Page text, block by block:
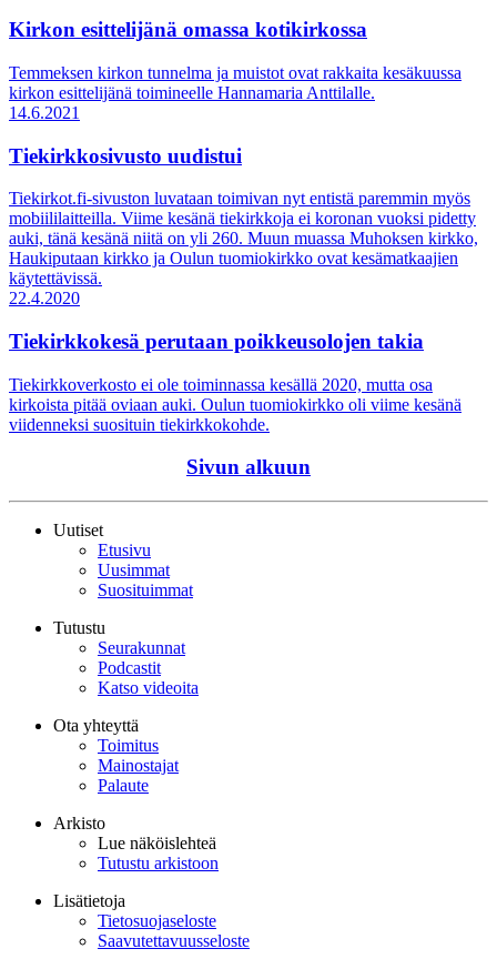
Kirkon esittelijänä omassa kotikirkossa
Temmeksen kirkon tunnelma ja muistot ovat rakkaita kesäkuussa
kirkon esittelijänä toimineelle Hannamaria Anttilalle.
14.6.2021
Tiekirkkosivusto uudistui
Tiekirkot.fi-sivuston luvataan toimivan nyt entistä paremmin myös
mobiililaitteilla. Viime kesänä tiekirkkoja ei koronan vuoksi pidetty
auki, tänä kesänä niitä on yli 260. Muun muassa Muhoksen kirkko,
Haukiputaan kirkko ja Oulun tuomiokirkko ovat kesämatkaajien
käytettävissä.
22.4.2020
Tiekirkkokesä perutaan poikkeusolojen takia
Tiekirkkoverkosto ei ole toiminnassa kesällä 2020, mutta osa
kirkoista pitää oviaan auki. Oulun tuomiokirkko oli viime kesänä
viidenneksi suosituin tiekirkkokohde.
Sivun alkuun
Uutiset
Etusivu
Uusimmat
Suosituimmat
Tutustu
Seurakunnat
Podcastit
Katso videoita
Ota yhteyttä
Toimitus
Mainostajat
Palaute
Arkisto
Lue näköislehteä
Tutustu arkistoon
Lisätietoja
Tietosuojaseloste
Saavutettavuusseloste